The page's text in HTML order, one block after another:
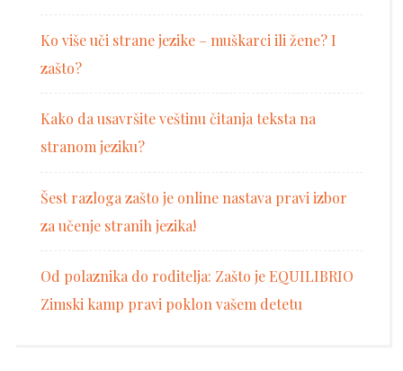
Ko više uči strane jezike – muškarci ili žene? I
zašto?
Kako da usavršite veštinu čitanja teksta na
stranom jeziku?
Šest razloga zašto je online nastava pravi izbor
za učenje stranih jezika!
Od polaznika do roditelja: Zašto je EQUILIBRIO
Zimski kamp pravi poklon vašem detetu